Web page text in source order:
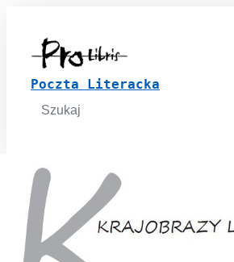
Poczta Literacka
Search
for: